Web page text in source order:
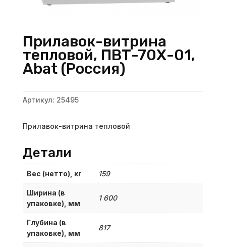
Прилавок-витрина
тепловой, ПВТ-70Х-01,
Abat (Россия)
Артикул: 25495
Прилавок-витрина тепловой
Детали
Вес (нетто), кг 159
Ширина (в
упаковке), мм
1 600
Глубина (в
упаковке), мм
817